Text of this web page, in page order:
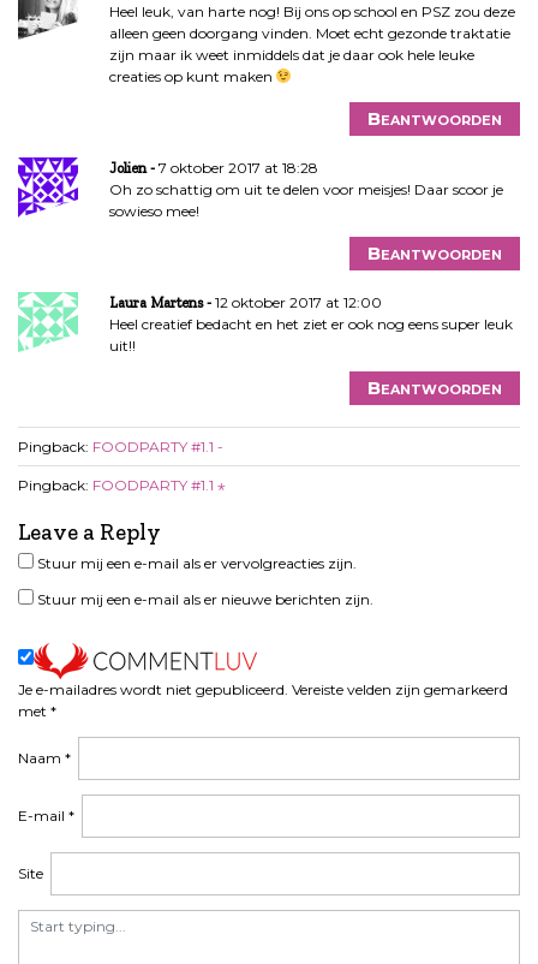
Heel leuk, van harte nog! Bij ons op school en PSZ zou deze
alleen geen doorgang vinden. Moet echt gezonde traktatie
zijn maar ik weet inmiddels dat je daar ook hele leuke
creaties op kunt maken
Beantwoorden
Jolien
7 oktober 2017 at 18:28
Oh zo schattig om uit te delen voor meisjes! Daar scoor je
sowieso mee!
Beantwoorden
Laura Martens
12 oktober 2017 at 12:00
Heel creatief bedacht en het ziet er ook nog eens super leuk
uit!!
Beantwoorden
Pingback: FOODPARTY #1.1 -
Pingback: FOODPARTY #1.1 ⋆
Leave a Reply
Je e-mailadres wordt niet gepubliceerd. Vereiste velden zijn gemarkeerd
met *
Naam *
E-mail *
Site
Stuur mij een e-mail als er vervolgreacties zijn.
Stuur mij een e-mail als er nieuwe berichten zijn.